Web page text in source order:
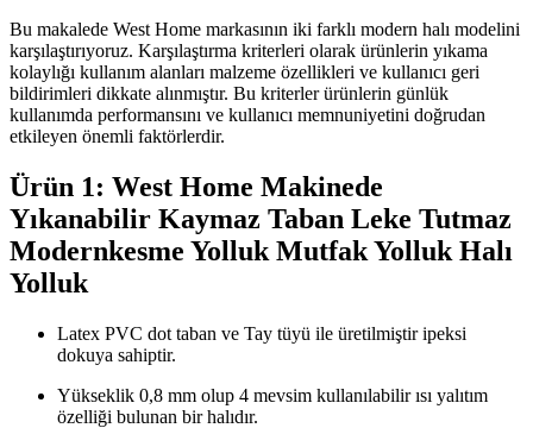
Bu makalede West Home markasının iki farklı modern halı modelini
karşılaştırıyoruz. Karşılaştırma kriterleri olarak ürünlerin yıkama
kolaylığı kullanım alanları malzeme özellikleri ve kullanıcı geri
bildirimleri dikkate alınmıştır. Bu kriterler ürünlerin günlük
kullanımda performansını ve kullanıcı memnuniyetini doğrudan
etkileyen önemli faktörlerdir.
Ürün 1: West Home Makinede
Yıkanabilir Kaymaz Taban Leke Tutmaz
Modernkesme Yolluk Mutfak Yolluk Halı
Yolluk
Latex PVC dot taban ve Tay tüyü ile üretilmiştir ipeksi
dokuya sahiptir.
Yükseklik 0,8 mm olup 4 mevsim kullanılabilir ısı yalıtım
özelliği bulunan bir halıdır.